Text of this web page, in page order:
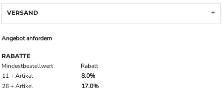
VERSAND
Angebot anfordern
RABATTE
Mindestbestellwert
Rabatt
11 + Artikel
8.0%
26 + Artikel
17.0%